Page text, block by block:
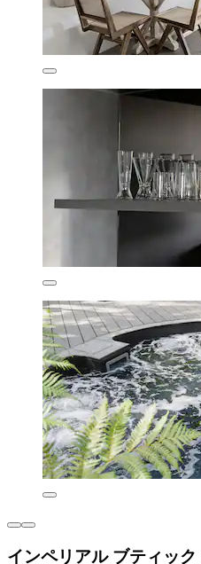
インペリアル ブティッ